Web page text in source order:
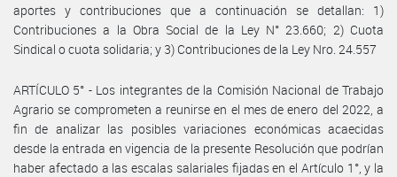
aportes y contribuciones que a continuación se detallan: 1)
Contribuciones a la Obra Social de la Ley N° 23.660; 2) Cuota
Sindical o cuota solidaria; y 3) Contribuciones de la Ley Nro. 24.557
ARTÍCULO 5° - Los integrantes de la Comisión Nacional de Trabajo
Agrario se comprometen a reunirse en el mes de enero del 2022, a
fin de analizar las posibles variaciones económicas acaecidas
desde la entrada en vigencia de la presente Resolución que podrían
haber afectado a las escalas salariales fijadas en el Artículo 1°, y la